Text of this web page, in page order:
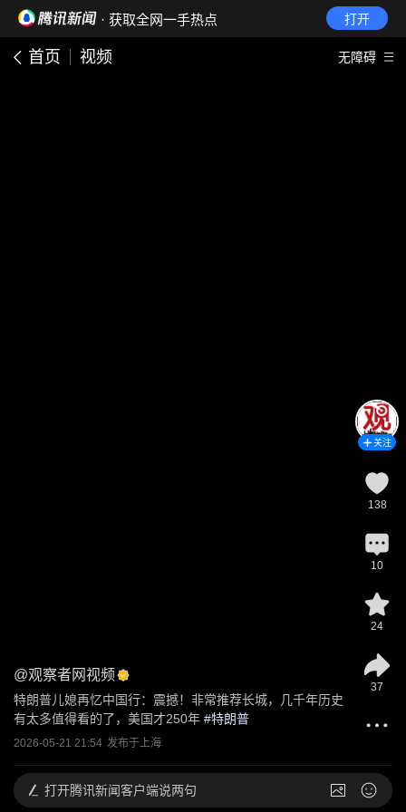
· 获取全网一手热点 打开
首页 视频 无障碍
@观察者网视频
特朗普儿媳再忆中国行：震撼！非常推荐长城，几千年历史
有太多值得看的了，美国才250年 #特朗普
2026-05-21 21:54 发布于上海
关注
138
10
24
37
打开腾讯新闻客户端说两句